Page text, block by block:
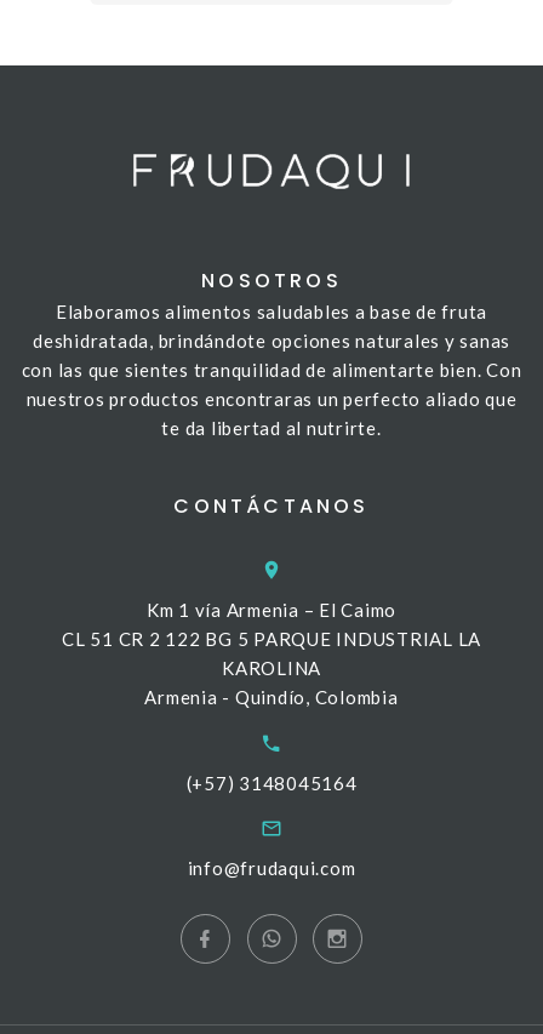
NOSOTROS
Elaboramos alimentos saludables a base de fruta
deshidratada, brindándote opciones naturales y sanas
con las que sientes tranquilidad de alimentarte bien. Con
nuestros productos encontraras un perfecto aliado que
te da libertad al nutrirte.
CONTÁCTANOS
Km 1 vía Armenia – El Caimo
CL 51 CR 2 122 BG 5 PARQUE INDUSTRIAL LA
KAROLINA
Armenia - Quindío, Colombia
(+57) 3148045164
info@frudaqui.com